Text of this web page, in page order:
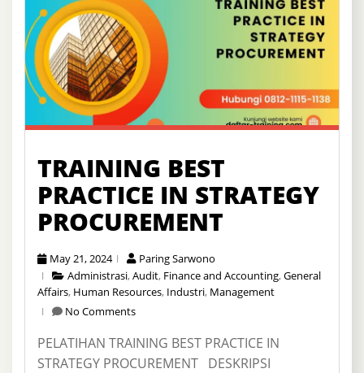
TRAINING BEST
PRACTICE IN STRATEGY
PROCUREMENT
May 21, 2024
Paring Sarwono
Administrasi,Audit, Finance and Accounting,General
Affairs, Human Resources, Industri, Management
No Comments
PELATIHAN TRAINING BEST PRACTICE IN
STRATEGY PROCUREMENT DESKRIPSI